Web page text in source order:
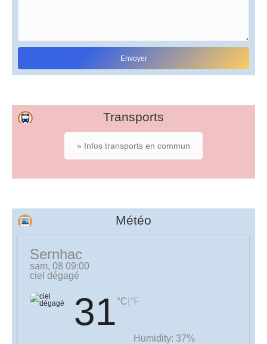
Transports
» Infos transports en commun
Météo
Sernhac
sam, 08 09:00
ciel dégagé
31 °C °F
Humidity: 37%